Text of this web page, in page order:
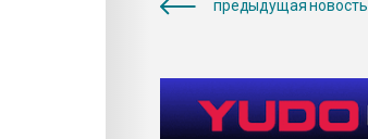
предыдущая новость